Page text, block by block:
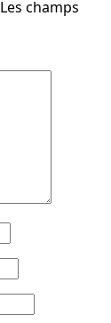
Les champs